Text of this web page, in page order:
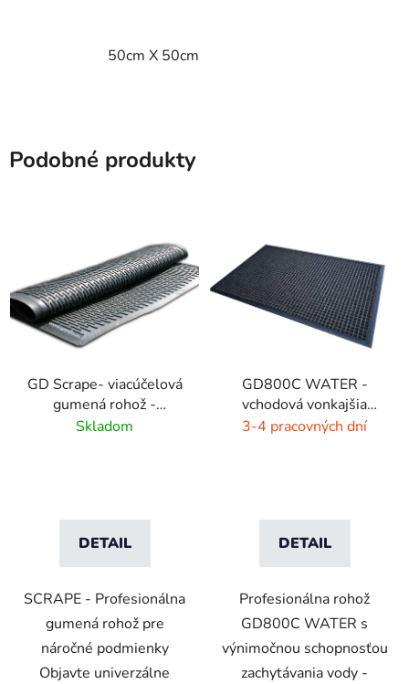
50cm X 50cm
Podobné produkty
GD Scrape- viacúčelová
gumená rohož -
interiér/exteriér
Skladom
DETAIL
SCRAPE - Profesionálna
gumená rohož pre
náročné podmienky
Objavte univerzálne
GD800C WATER -
vchodová vonkajšia
rohož - hnedá - čierna
3-4 pracovných dní
DETAIL
Profesionálna rohož
GD800C WATER s
výnimočnou schopnosťou
zachytávania vody -